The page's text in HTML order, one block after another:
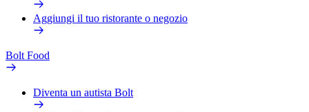
Aggiungi il tuo ristorante o negozio
Bolt Food
Diventa un autista Bolt